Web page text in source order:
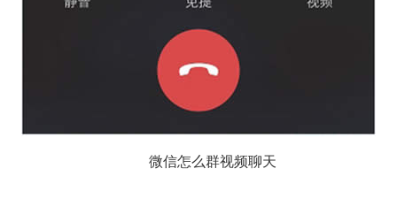
微信怎么群视频聊天